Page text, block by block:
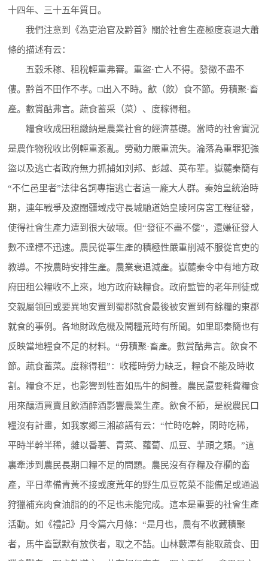
十四年、三十五年質日。
我們注意到《為吏治官及黔首》關於社會生產極度衰退大蕭
條的描述有云：
五穀禾稼、租稅輕重弗審。重盜·亡人不得。發徴不盡不
僂。黔首不田作不孝。□出入不時。㱃（飲）食不節。毋積聚·畜
產。數賞酤弗言。蔬食蓄采（菜）、度稼得租。
糧食收成田租繳納是農業社會的經濟基礎。當時的社會實況
是農作物稅收比例輕重紊亂。勞動力嚴重流失。淪落為重罪犯強
盜以及逃亡者政府無力抓捕如刘邦、彭越、英布辈。嶽麓秦簡有
“不仁邑里者”法律名詞專指逃亡者這一龐大人群。秦始皇統治時
期，連年戰爭及遼闊疆域戍守長城馳道始皇陵阿房宮工程征發，
使得社會生產力遭到很大破壞。但“發征不盡不僂”，還嫌征發人
數不達標不迅速。農民從事生產的積極性嚴重削減不服從官吏的
教導。不按農時安排生產。農業衰退減產。嶽麓秦令中有地方政
府田租公糧收不上來，地方政府缺糧食。政府監管的老年刑徒或
交親屬領回或要異地安置到蜀郡就食最後被安置到有餘糧的東郡
就食的事例。各地財政危機及鬧糧荒時有所聞。如里耶秦簡也有
反映當地糧食不足的材料。“毋積聚·畜產。數賞酤弗言。飲食不
節。蔬食蓄菜。度稼得租”：收穫時勞力缺乏，糧食不能及時收
割。糧食不足，也影響到牲畜如馬牛的飼養。農民還要耗費糧食
用來釀酒買賣且飲酒醉酒影響農業生產。飲食不節，是說農民口
糧沒有計畫，如我家鄉三湘諺語有云：“忙時吃幹，閑時吃稀，
平時半幹半稀，雜以番薯、青菜、蘿蔔、瓜豆、芋頭之類。”這
裏牽涉到農民長期口糧不足的問題。農民沒有存糧及存欄的畜
產，平日準備青黃不接或度荒年的野生瓜豆乾菜不能備足或通過
狩獵補充肉食油脂的的不足也未能完成。這本是重要的社會生產
活動。如《禮記》月令篇六月條：“是月也，農有不收藏積聚
者，馬牛畜獸默有放佚者，取之不詰。山林藪澤有能取蔬食、田